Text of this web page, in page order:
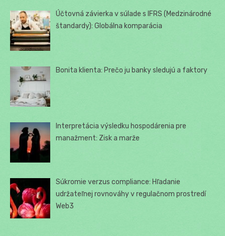
Účtovná závierka v súlade s IFRS (Medzinárodné
štandardy): Globálna komparácia
Bonita klienta: Prečo ju banky sledujú a faktory
Interpretácia výsledku hospodárenia pre
manažment: Zisk a marže
Súkromie verzus compliance: Hľadanie
udržateľnej rovnováhy v regulačnom prostredí
Web3